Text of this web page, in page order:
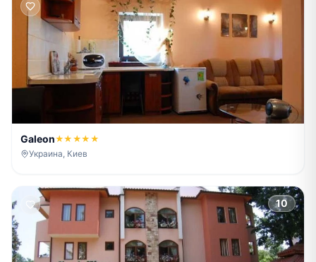
Galeon★★★★★
Украина, Киев
10